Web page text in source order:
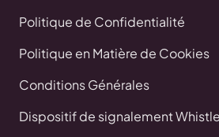
Politique de Confidentialité
Politique en Matière de Cookies
Conditions Générales
Dispositif de signalement